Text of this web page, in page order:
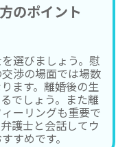
のポイント
選びましょう。慰
渉の場面では場数
ます。離婚後の生
でしょう。また離
ーリングも重要で
護士と会話してウ
すめです。